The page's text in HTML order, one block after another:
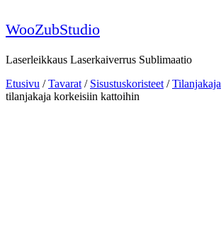
to
content
WooZubStudio
Laserleikkaus Laserkaiverrus Sublimaatio
Etusivu /Tavarat / Sisustuskoristeet /Tilanjakaja
tilanjakaja korkeisiin kattoihin